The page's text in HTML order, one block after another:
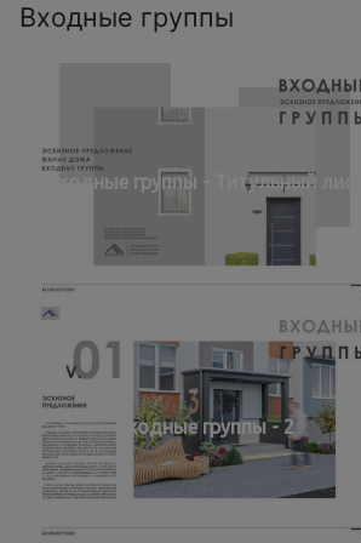
Входные группы
Входные группы - Титульный лист
Входные группы - 2